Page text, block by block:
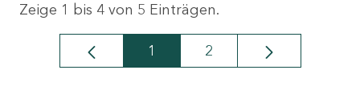
Zeige 1 bis 4 von 5 Einträgen.
Seite
1 Seite
2